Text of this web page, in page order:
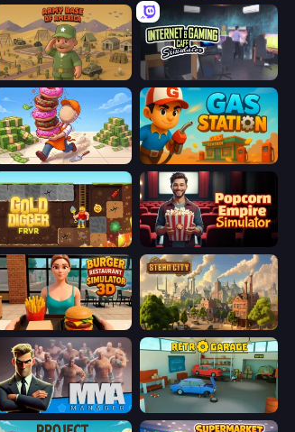
Army Base Of America
Donut Place Gas Station
Gold Digger FRVR
Steam City
MMA Manager 2